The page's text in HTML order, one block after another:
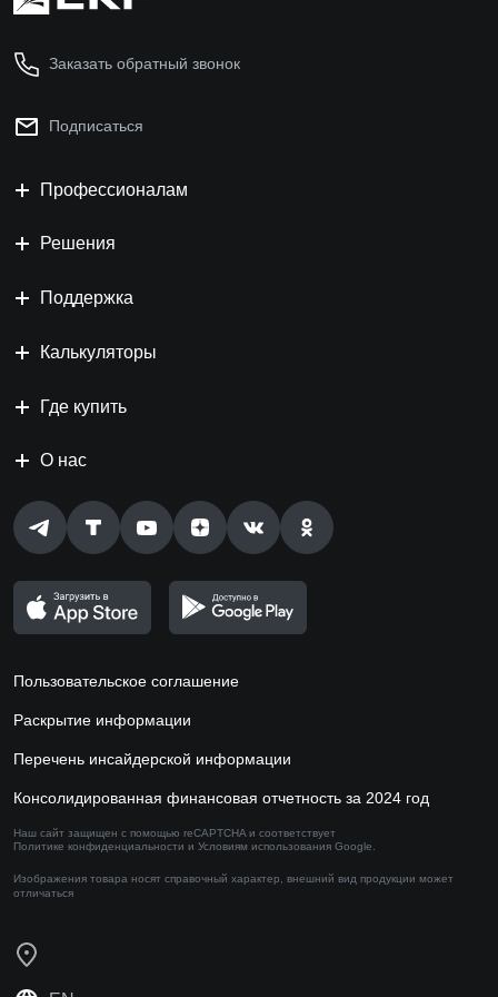
Заказать обратный звонок
Подписаться
Профессионалам
Решения
Поддержка
Калькуляторы
Где купить
О нас
Пользовательское соглашение
Раскрытие информации
Перечень инсайдерской информации
Консолидированная финансовая отчетность за 2024 год
Наш сайт защищен с помощью reCAPTCHA и соответствует
Политике конфиденциальности и Условиям использования Google.
Изображения товара носят справочный характер, внешний вид продукции может
отличаться